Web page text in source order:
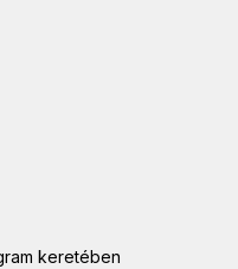
keretében